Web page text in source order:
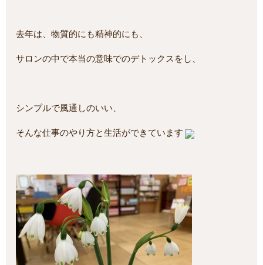
去年は、物質的にも精神的にも、
サロンの中で本当の意味でのデトックスをし、
シンプルで風通しのいい、
そんな仕事のやり方と生活ができています